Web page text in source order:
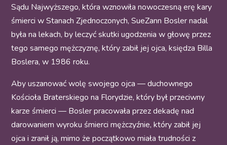
Sądu Najwyższego, która wznowiła nowoczesną erę kary
śmierci w Stanach Zjednoczonych, SueZann Bosler nadal
była na lekach, by leczyć skutki ugodzenia w głowę przez
tego samego mężczyznę, który zabił jej ojca, księdza Billa
Boslera, w 1986 roku.
Aby uszanować wolę swojego ojca — duchownego
Kościoła Braterskiego na Florydzie, który był przeciwny
karze śmierci — Bosler pracowała przez dekadę nad
darowaniem wyroku śmierci mężczyźnie, który zabił jej
ojca i zranił ją, mimo że początkowo miała trudności z